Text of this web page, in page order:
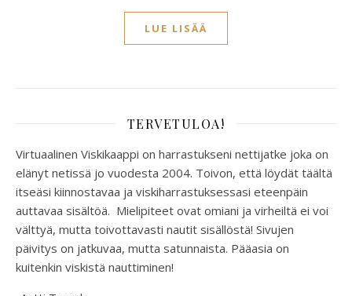
LUE LISÄÄ
TERVETULOA!
Virtuaalinen Viskikaappi on harrastukseni nettijatke joka on
elänyt netissä jo vuodesta 2004. Toivon, että löydät täältä
itseäsi kiinnostavaa ja viskiharrastuksessasi eteenpäin
auttavaa sisältöä. Mielipiteet ovat omiani ja virheiltä ei voi
välttyä, mutta toivottavasti nautit sisällöstä! Sivujen
päivitys on jatkuvaa, mutta satunnaista. Pääasia on
kuitenkin viskistä nauttiminen!